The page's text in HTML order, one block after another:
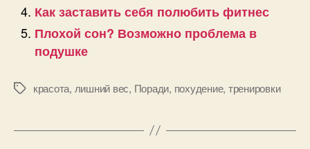
Как заставить себя полюбить фитнес
Плохой сон? Возможно проблема в
подушке
Позначки
красота, лишний вес, Поради, похудение, тренировки